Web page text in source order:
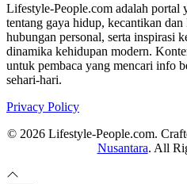
Lifestyle-People.com adalah portal
tentang gaya hidup, kecantikan
hubungan personal, serta inspirasi
dinamika kehidupan modern.
untuk pembaca yang mencari info
sehari-hari.
Privacy Policy
© 2026 Lifestyle-People.com.
Nusantara. All